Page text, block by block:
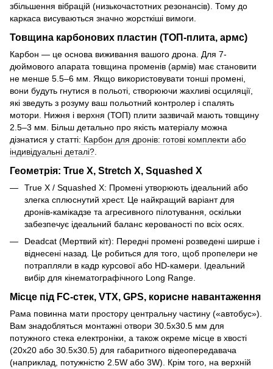
збільшення вібрацій (низькочастотних резонансів). Тому до
каркаса висуваються значно жорсткіші вимоги.
Товщина карбонових пластин (ТОП-плита, армс)
Карбон — це основа виживання вашого дрона. Для 7-
дюймового апарата товщина променів (армів) має становити
не менше 5.5–6 мм. Якщо використовувати тонші промені,
вони будуть гнутися в польоті, створюючи жахливі осциляції,
які зведуть з розуму ваш польотний контролер і спалять
мотори. Нижня і верхня (ТОП) плити зазвичай мають товщину
2.5–3 мм. Більш детально про якість матеріалу можна
дізнатися у статті: Карбон для дронів: готові комплекти або
індивідуальні деталі?
Геометрія: True X, Stretch X, Squashed X
True X / Squashed X: Промені утворюють ідеальний або
злегка сплюснутий хрест. Це найкращий варіант для
дронів-камікадзе та агресивного пілотування, оскільки
забезпечує ідеальний баланс керованості по всіх осях.
Deadcat (Мертвий кіт): Передні промені розведені ширше і
віднесені назад. Це робиться для того, щоб пропелери не
потрапляли в кадр курсової або HD-камери. Ідеальний
вибір для кінематографічного Long Range.
Місце під FC-стек, VTX, GPS, корисне навантаження
Рама повинна мати простору центральну частину («автобус»).
Вам знадобляться монтажні отвори 30.5х30.5 мм для
потужного стека електроніки, а також окреме місце в хвості
(20х20 або 30.5х30.5) для габаритного відеопередавача
(наприклад, потужністю 2.5W або 3W). Крім того, на верхній